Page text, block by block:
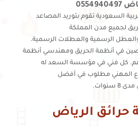
السعودية تقوم بتوريد المصاعد
لجميع مدن المملكة
الرسمية والعطلات الرسمية.
في أنظمة الحريق ومهندسي أنظمة
كل فني في مؤسسة السعد له
المهني مطلوب في أفضل
حرائق الرياض